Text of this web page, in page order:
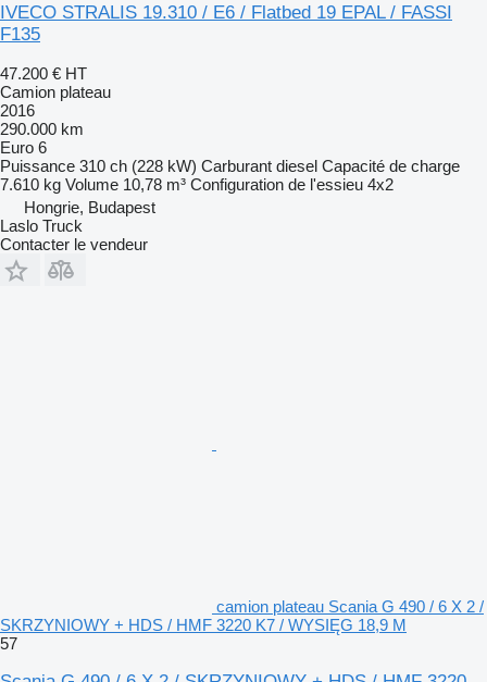
IVECO STRALIS 19.310 / E6 / Flatbed 19 EPAL / FASSI
F135
47.200 € HT
Camion plateau
2016
290.000 km
Euro 6
Puissance 310 ch (228 kW) Carburant diesel Capacité de charge
7.610 kg Volume 10,78 m³ Configuration de l'essieu 4x2
Hongrie, Budapest
Laslo Truck
Contacter le vendeur
camion plateau Scania G 490 / 6 X 2 /
SKRZYNIOWY + HDS / HMF 3220 K7 / WYSIĘG 18,9 M
57